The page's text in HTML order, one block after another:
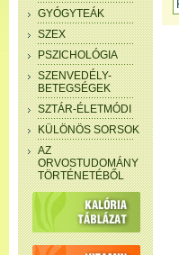
GYÓGYTEÁK
SZEX
PSZICHOLÓGIA
SZENVEDÉLY-
BETEGSÉGEK
SZTÁR-ÉLETMÓDI
KÜLÖNÖS SORSOK
AZ
ORVOSTUDOMÁNY
TÖRTÉNETÉBŐL